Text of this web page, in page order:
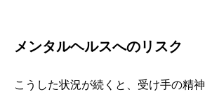
メンタルヘルスへのリスク
こうした状況が続くと、受け手の精